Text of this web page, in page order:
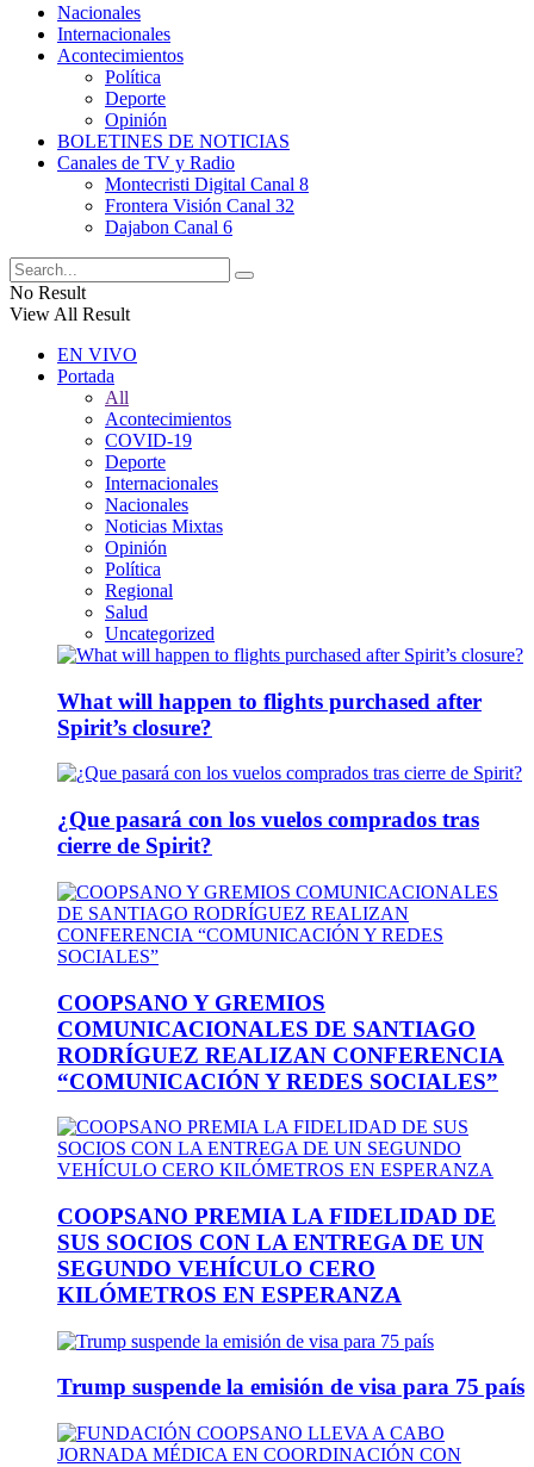
Nacionales
Internacionales
Acontecimientos
Política
Deporte
Opinión
BOLETINES DE NOTICIAS
Canales de TV y Radio
Montecristi Digital Canal 8
Frontera Visión Canal 32
Dajabon Canal 6
No Result
View All Result
EN VIVO
Portada
All
Acontecimientos
COVID-19
Deporte
Internacionales
Nacionales
Noticias Mixtas
Opinión
Política
Regional
Salud
Uncategorized
What will happen to flights purchased after
Spirit’s closure?
¿Que pasará con los vuelos comprados tras
cierre de Spirit?
COOPSANO Y GREMIOS
COMUNICACIONALES DE SANTIAGO
RODRÍGUEZ REALIZAN CONFERENCIA
“COMUNICACIÓN Y REDES SOCIALES”
COOPSANO PREMIA LA FIDELIDAD DE
SUS SOCIOS CON LA ENTREGA DE UN
SEGUNDO VEHÍCULO CERO
KILÓMETROS EN ESPERANZA
Trump suspende la emisión de visa para 75 país